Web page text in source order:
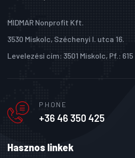
MIDMAR Nonprofit Kft.
3530 Miskolc, Széchenyi I. utca 16.
Levelezési cím: 3501 Miskolc, Pf.: 615
PHONE
+36 46 350 425
Hasznos linkek